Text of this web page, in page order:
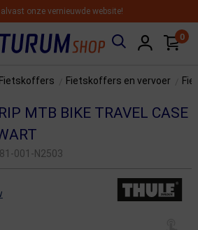
alvast onze vernieuwde website!
0
Fietskoffers en vervoer
MTB BIKE TRAVEL CASE
001-N2503